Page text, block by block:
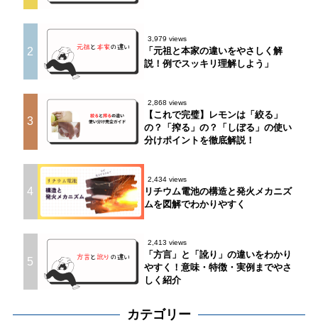
2
3,979 views
「元祖と本家の違いをやさしく解
説！例でスッキリ理解しよう」
3
2,868 views
【これで完璧】レモンは「絞る」
の？「搾る」の？「しぼる」の使い
分けポイントを徹底解説！
4
2,434 views
リチウム電池の構造と発火メカニズ
ムを図解でわかりやすく
5
2,413 views
「方言」と「訛り」の違いをわかり
やすく！意味・特徴・実例までやさ
しく紹介
カテゴリー